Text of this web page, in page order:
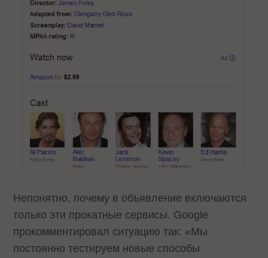
Непонятно, почему в объявление включаются
только эти прокатные сервисы. Google
прокомментировал ситуацию так: «Мы
постоянно тестируем новые способы